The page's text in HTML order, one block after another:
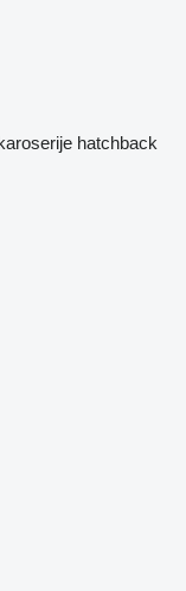
hatchback